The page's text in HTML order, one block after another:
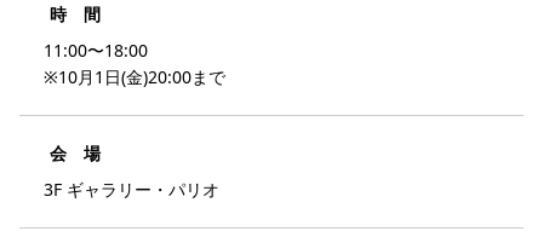
時 間
11:00〜18:00
※10月1日(金)20:00まで
会 場
3F ギャラリー・パリオ